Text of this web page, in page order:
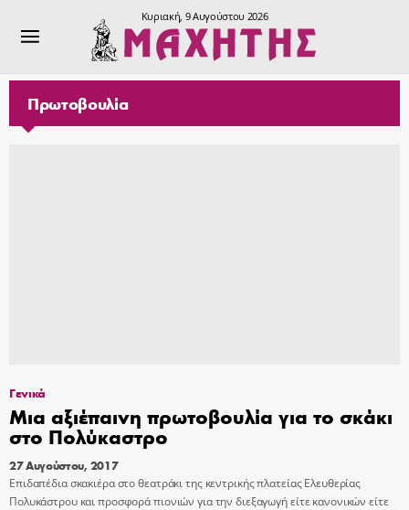
Κυριακή, 9 Αυγούστου 2026
Πρωτοβουλία
Γενικά
Μια αξιέπαινη πρωτοβουλία για το σκάκι
στο Πολύκαστρο
27 Αυγούστου, 2017
Επιδαπέδια σκακιέρα στο θεατράκι της κεντρικής πλατείας Ελευθερίας
Πολυκάστρου και προσφορά πιονιών για την διεξαγωγή είτε κανονικών είτε